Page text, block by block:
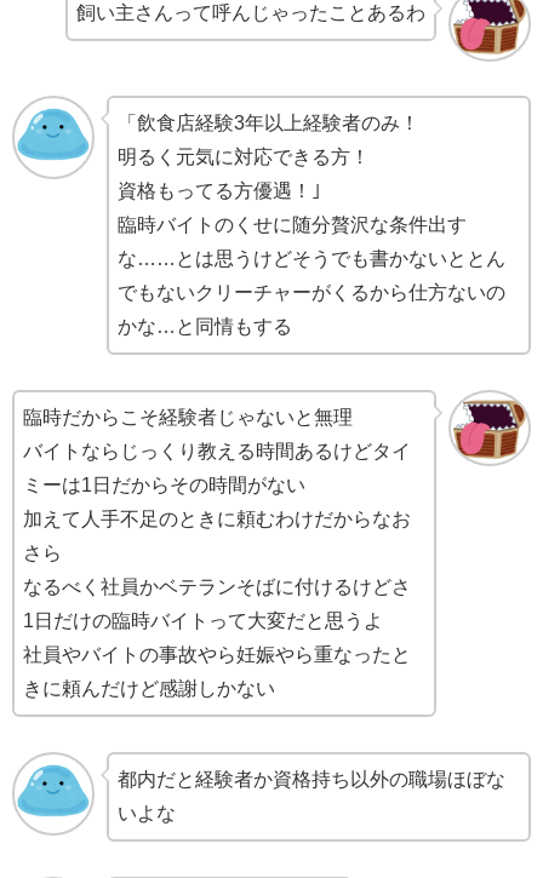
飼い主さんって呼んじゃったことあるわ
「飲食店経験3年以上経験者のみ！
明るく元気に対応できる方！
資格もってる方優遇！｣
臨時バイトのくせに随分贅沢な条件出す
な……とは思うけどそうでも書かないととん
でもないクリーチャーがくるから仕方ないの
かな…と同情もする
臨時だからこそ経験者じゃないと無理
バイトならじっくり教える時間あるけどタイ
ミーは1日だからその時間がない
加えて人手不足のときに頼むわけだからなお
さら
なるべく社員かベテランそばに付けるけどさ
1日だけの臨時バイトって大変だと思うよ
社員やバイトの事故やら妊娠やら重なったと
きに頼んだけど感謝しかない
都内だと経験者か資格持ち以外の職場ほぼな
いよな